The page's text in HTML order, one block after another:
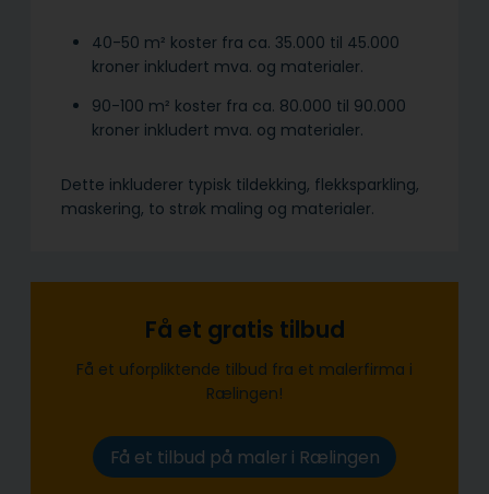
40-50 m² koster fra ca. 35.000 til 45.000
kroner inkludert mva. og materialer.
90-100 m² koster fra ca. 80.000 til 90.000
kroner inkludert mva. og materialer.
Dette inkluderer typisk tildekking, flekksparkling,
maskering, to strøk maling og materialer.
Få et gratis tilbud
Få et uforpliktende tilbud fra et malerfirma i
Rælingen!
Få et tilbud på maler i Rælingen